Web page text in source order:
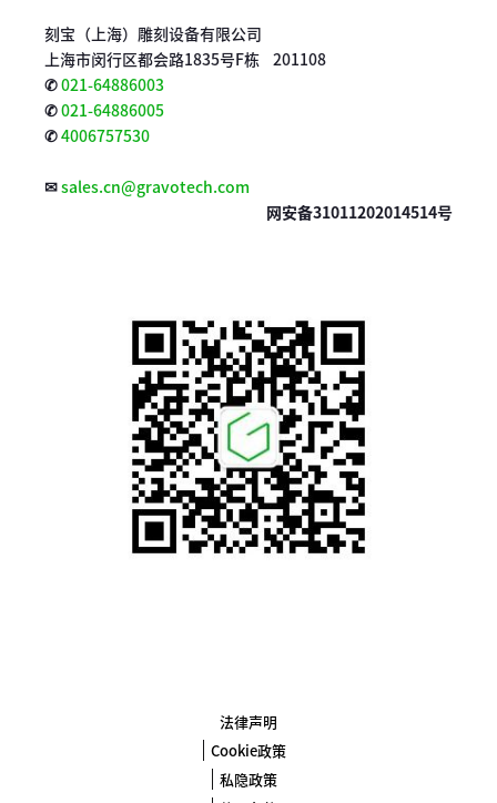
刻宝（上海）雕刻设备有限公司
上海市闵行区都会路1835号F栋 201108
✆021-64886003
✆021-64886005
✆4006757530
✉sales.cn@gravotech.com
网安备31011202014514号
法律声明
Cookie政策
私隐政策